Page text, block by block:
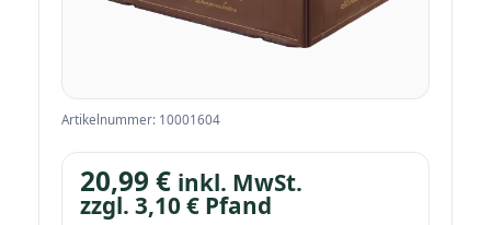
Artikelnummer: 10001604
20,99 € inkl. MwSt.
zzgl. 3,10 € Pfand